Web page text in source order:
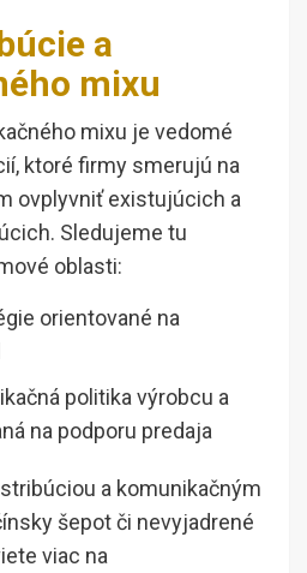
a
mixu
mixu je vedomé
ktoré firmy smerujú na
ovplyvniť existujúcich a
Sledujeme tu
oblasti:
orientované na
politika výrobcu a
na podporu predaja
a komunikačným
šepot či nevyjadrené
viac na